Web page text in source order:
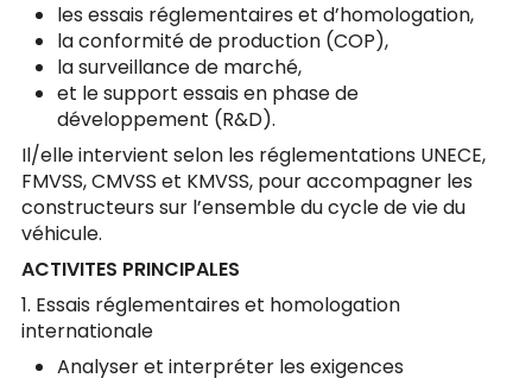
les essais réglementaires et d’homologation,
la conformité de production (COP),
la surveillance de marché,
et le support essais en phase de
développement (R&D).
Il/elle intervient selon les réglementations UNECE,
FMVSS, CMVSS et KMVSS, pour accompagner les
constructeurs sur l’ensemble du cycle de vie du
véhicule.
ACTIVITES PRINCIPALES
1. Essais réglementaires et homologation
internationale
Analyser et interpréter les exigences